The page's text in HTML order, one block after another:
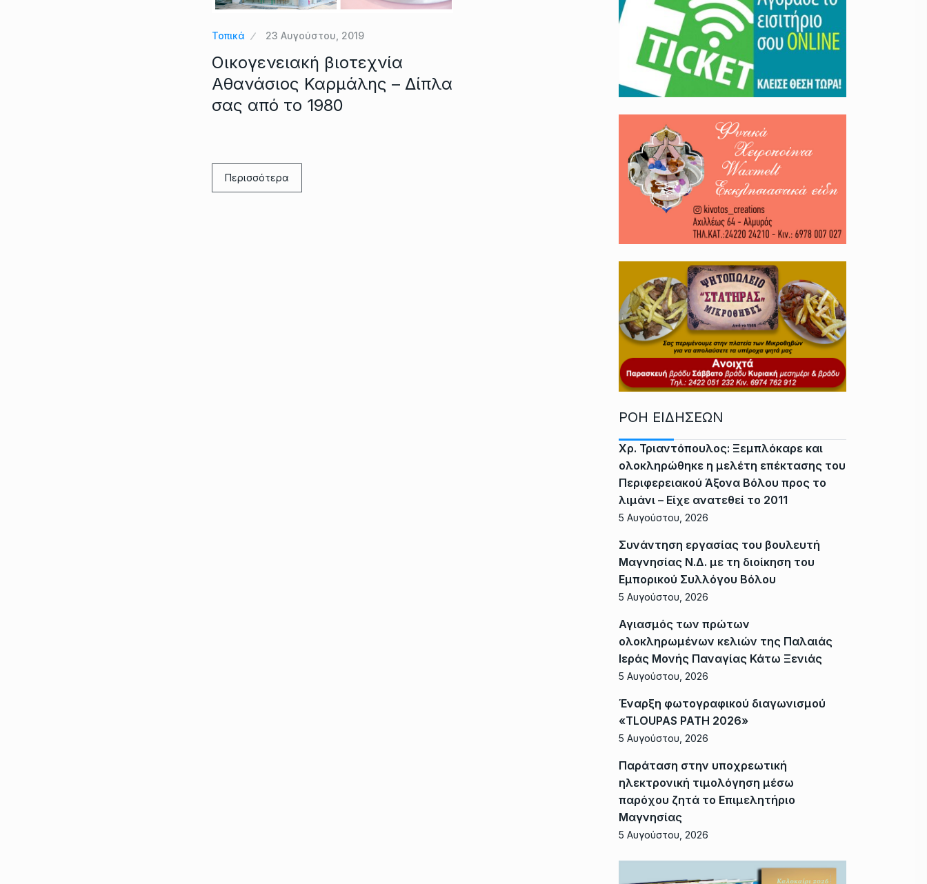
Τοπικά 23 Αυγούστου, 2019
Οικογενειακή βιοτεχνία
Αθανάσιος Καρμάλης – Δίπλα
σας από το 1980
Περισσότερα
ΡΟΗ ΕΙΔΗΣΕΩΝ
Χρ. Τριαντόπουλος: Ξεμπλόκαρε και
ολοκληρώθηκε η μελέτη επέκτασης του
Περιφερειακού Άξονα Βόλου προς το
λιμάνι – Είχε ανατεθεί το 2011
5 Αυγούστου, 2026
Συνάντηση εργασίας του βουλευτή
Μαγνησίας Ν.Δ. με τη διοίκηση του
Εμπορικού Συλλόγου Βόλου
5 Αυγούστου, 2026
Αγιασμός των πρώτων
ολοκληρωμένων κελιών της Παλαιάς
Ιεράς Μονής Παναγίας Κάτω Ξενιάς
5 Αυγούστου, 2026
Έναρξη φωτογραφικού διαγωνισμού
«TLOUPAS PATH 2026»
5 Αυγούστου, 2026
Παράταση στην υποχρεωτική
ηλεκτρονική τιμολόγηση μέσω
παρόχου ζητά το Επιμελητήριο
Μαγνησίας
5 Αυγούστου, 2026